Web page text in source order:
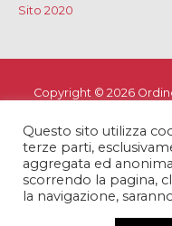
Sito 2020
Copyright © 2026
Privacy e Cookie
Questo sito utilizza
terze parti,
aggregata ed
scorrendo la pagina,
la navigazione,